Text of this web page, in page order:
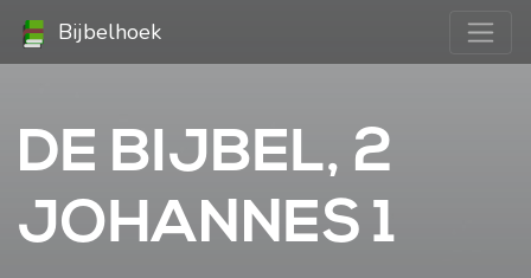
Bijbelhoek
DE BIJBEL, 2
JOHANNES 1